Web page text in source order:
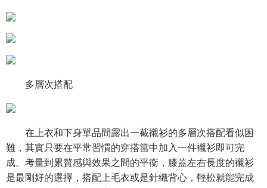
多層次搭配
在上衣和下身單品間露出一截襯衫的多層次搭配看似困
難，其實只要在平常習慣的穿搭當中加入一件襯衫即可完
成。考量到累贅感與效果之間的平衡，膝蓋左右長度的襯衫
是最剛好的選擇，搭配上毛衣或是針織背心，輕松就能完成